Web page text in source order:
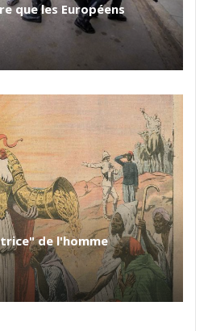
que les Européens
de l'homme